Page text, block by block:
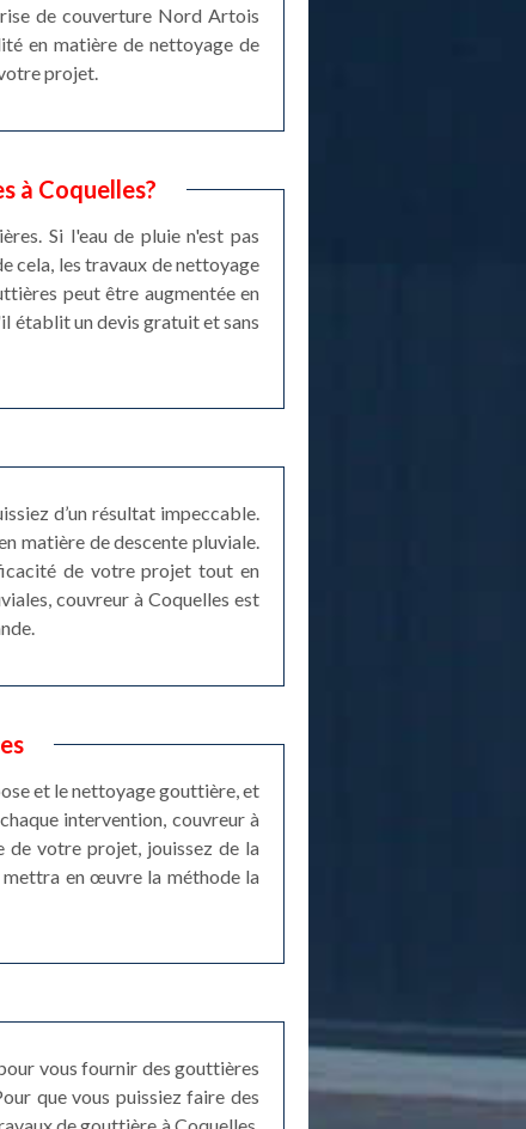
de couverture Nord Artois
en matière de nettoyage de
projet.
à Coquelles?
Si l'eau de pluie n'est pas
cela, les travaux de nettoyage
peut être augmentée en
établit un devis gratuit et sans
d’un résultat impeccable.
matière de descente pluviale.
de votre projet tout en
couvreur à Coquelles est
et le nettoyage gouttière, et
intervention, couvreur à
de votre projet, jouissez de la
mettra en œuvre la méthode la
vous fournir des gouttières
que vous puissiez faire des